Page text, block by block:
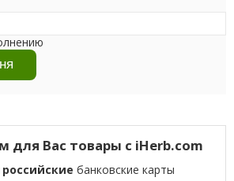
для Вас товары с iHerb.com
российские банковские карты